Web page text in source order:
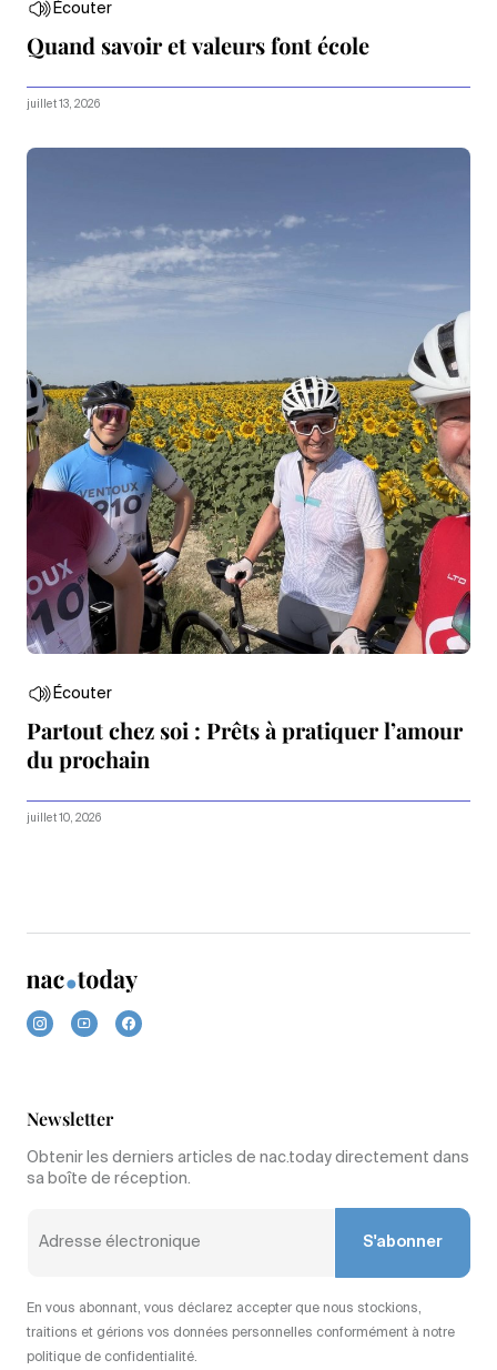
Écouter
Quand savoir et valeurs font école
juillet 13, 2026
Écouter
Partout chez soi : Prêts à pratiquer l’amour
du prochain
juillet 10, 2026
Newsletter
Obtenir les derniers articles de nac.today directement dans
sa boîte de réception.
S'abonner
En vous abonnant, vous déclarez accepter que nous stockions,
traitions et gérions vos données personnelles conformément à notre
politique de confidentialité.